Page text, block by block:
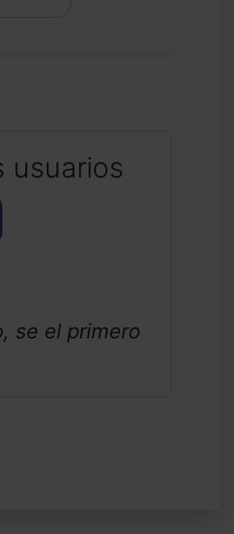
usuarios
se el primero